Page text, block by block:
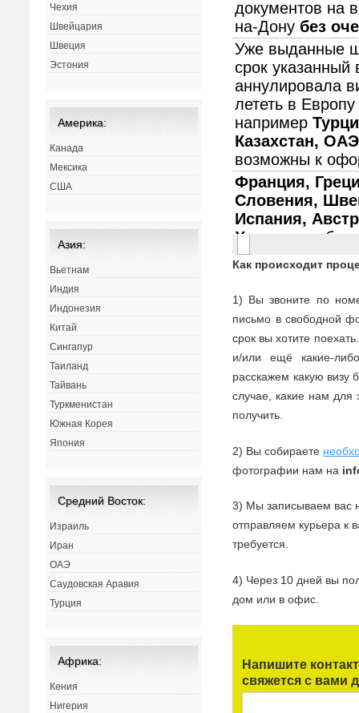
Как происходит
1) Вы звоните по
письмо в свободной
срок вы хотите
и/или ещё какие-
расскажем какую визу
случае, какие нам для
получить.
2) Вы собираете
фотографии нам на
3) Мы записываем вас
отправляем курьера к
требуется.
4) Через 10 дней вы
дом или в офис.
Напишите
свяжется с вами
Чехия
Швейцария
Швеция
Эстония
Америка:
Канада
Мексика
США
Азия:
Вьетнам
Индия
Индонезия
Китай
Сингапур
Таиланд
Тайвань
Туркменистан
Южная Корея
Япония
Средний Восток:
Израиль
Иран
ОАЭ
Саудовская Аравия
Турция
Африка:
Кения
Нигерия